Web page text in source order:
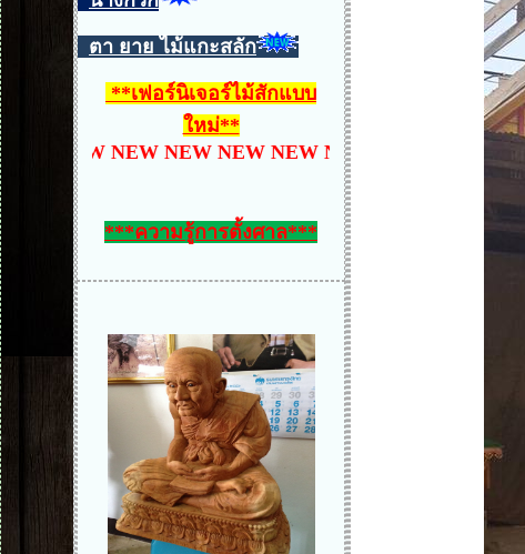
ตา ยาย ไม้แกะสลัก
**เฟอร์นิเจอร์ไม้สักแบบ
ใหม่**
NEW NEW NEW NEW NEW NEW NEW NEW
***ความรู้การตั้งศาล***